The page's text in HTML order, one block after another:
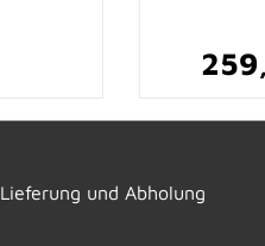
259,
Lieferung und Abholung